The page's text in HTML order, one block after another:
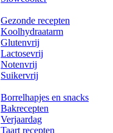
Gezonde recepten
Koolhydraatarm
Glutenvrij
Lactosevrij
Notenvrij
Suikervrij
Borrelhapjes en snacks
Bakrecepten
Verjaardag
Taart recepten